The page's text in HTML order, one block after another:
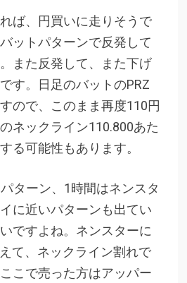
ば、円買いに走りそうで
ットパターンで反発して
また反発して、また下げ
す。日足のバットのPRZ
ので、このまま再度110円
ネックライン110.800あた
る可能性もあります。
ターン、1時間はネンスタ
に近いパターンも出てい
ですよね。ネンスターに
て、ネックライン割れで
こで売った方はアッパー